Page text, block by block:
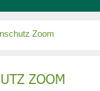
Zoom
ZOOM